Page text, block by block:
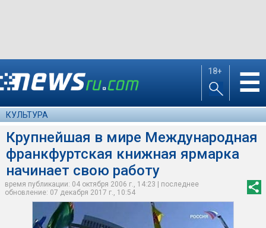
18+ ☰
КУЛЬТУРА
Крупнейшая в мире Международная
франкфуртская книжная ярмарка
начинает свою работу
время публикации: 04 октября 2006 г., 14:23 | последнее
обновление: 07 декабря 2017 г., 10:54